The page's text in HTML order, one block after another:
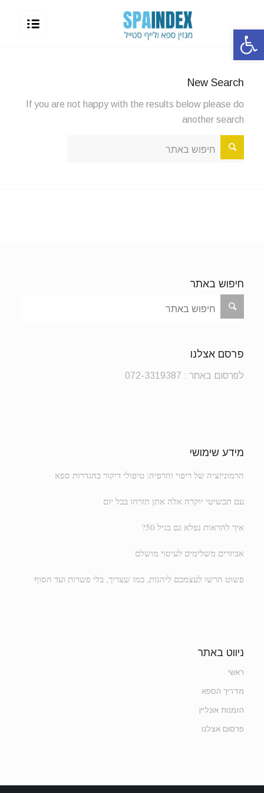
פתח סרגל נגישות
New Search
If you are not happy with the results below please do
another search
חיפוש באתר
פרסם אצלנו
לפרסום באתר : 072-3319387
מידע שימושי
הרמוניזציה של ריפוי והרפיה: טיפולי דיקור בהגדרות ספא
עם תכשיטי יוקרה אלה אתן תזרחו בכל יום
איך להראות נפלא גם בגיל 50?
אביזרים משלימים לעיסוי מושלם
פשוט הרשו לעצמכם ליהנות, כמו שצריך, בלי פשרות ועד הסוף
ניווט באתר
ראשי
מדריך הספא
הזמנות אונליין
פרסום אצלנו